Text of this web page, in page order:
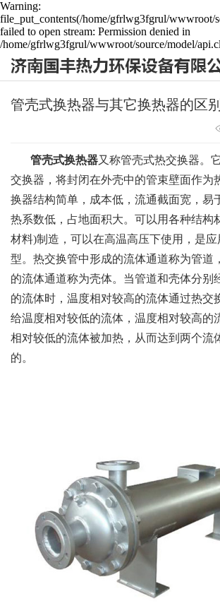
Warning:
file_put_contents(/home/gfrlwg3fgrul/wwwroot/
failed to open stream: Permission denied in
/home/gfrlwg3fgrul/wwwroot/source/model/
管壳式换热器与其它换热器的区
管壳式换热器又称管壳式热交换器。
交换器，将封闭在外壳中的管束壁面作为
换器结构简单，成本低，流通截面宽，易
热系数低，占地面积大。可以用各种结构
材料)制造，可以在高温高压下使用，是
型。热交换管中形成的流体通道称为管道
的流体通道称为壳体。当管道和壳体分别
的流体时，温度相对较高的流体通过热交
给温度相对较低的流体，温度相对较高的
相对较低的流体被加热，从而达到两个流
的。